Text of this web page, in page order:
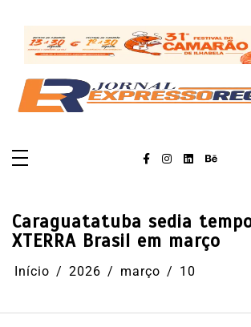
conteúdo
Caraguatatuba sedia
XTERRA Brasil em março
Início 2026 março 10